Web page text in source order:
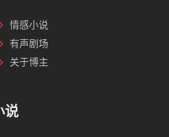
情感小说
有声剧场
关于博主
说